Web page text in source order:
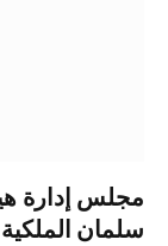
مجلس إدارة
سلمان